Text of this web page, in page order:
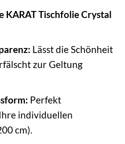
KARAT Tischfolie Crystal
Lässt die Schönheit
zur Geltung
Perfekt
individuellen
cm).